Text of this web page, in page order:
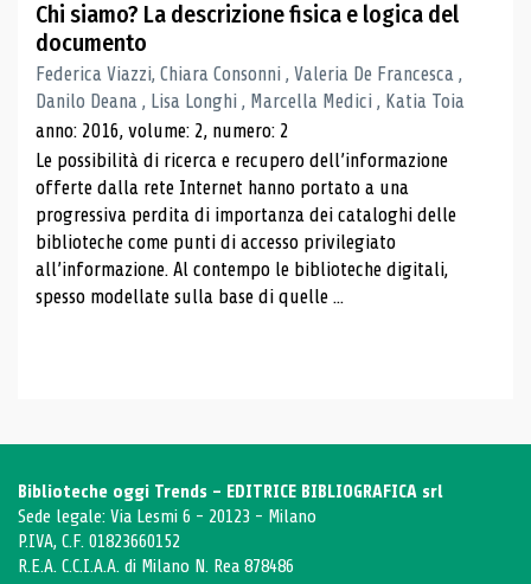
Chi siamo? La descrizione fisica e logica del
documento
Federica Viazzi, Chiara Consonni , Valeria De Francesca ,
Danilo Deana , Lisa Longhi , Marcella Medici , Katia Toia
anno: 2016, volume: 2, numero: 2
Le possibilità di ricerca e recupero dell’informazione
offerte dalla rete Internet hanno portato a una
progressiva perdita di importanza dei cataloghi delle
biblioteche come punti di accesso privilegiato
all’informazione. Al contempo le biblioteche digitali,
spesso modellate sulla base di quelle ...
Biblioteche oggi Trends - EDITRICE BIBLIOGRAFICA srl
Sede legale: Via Lesmi 6 - 20123 - Milano
P.IVA, C.F. 01823660152
R.E.A. C.C.I.A.A. di Milano N. Rea 878486